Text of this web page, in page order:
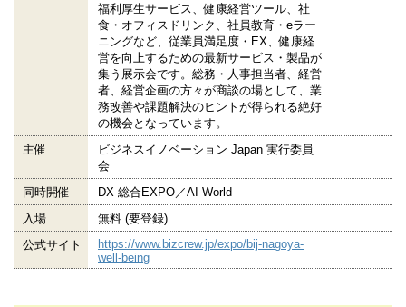
福利厚生サービス、健康経営ツール、社
食・オフィスドリンク、社員教育・eラー
ニングなど、従業員満足度・EX、健康経
営を向上するための最新サービス・製品が
集う展示会です。総務・人事担当者、経営
者、経営企画の方々が商談の場として、業
務改善や課題解決のヒントが得られる絶好
の機会となっています。
主催
ビジネスイノベーション Japan 実行委員
会
同時開催
DX 総合EXPO／AI World
入場
無料 (要登録)
公式サイト
https://www.bizcrew.jp/expo/bij-nagoya-
well-being